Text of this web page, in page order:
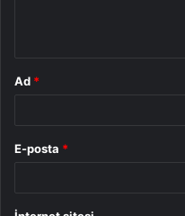
Ad *
E-posta *